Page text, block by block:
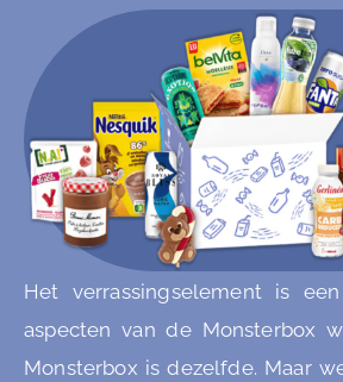
Het verrassingselement is
aspecten van de Monsterbox
Monsterbox is dezelfde. Maar